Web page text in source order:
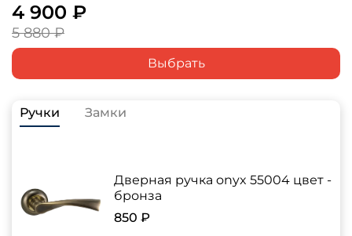
4 900 ₽
5 880 ₽
Выбрать
Ручки Замки
Дверная ручка onyx 55004 цвет -
бронза
850 ₽